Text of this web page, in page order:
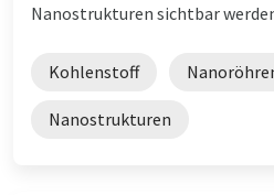
Nanostrukturen sichtbar
Kohlenstoff
Nanostrukturen